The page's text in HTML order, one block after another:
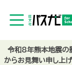
令和8年熊本地震の
からお見舞い申し上